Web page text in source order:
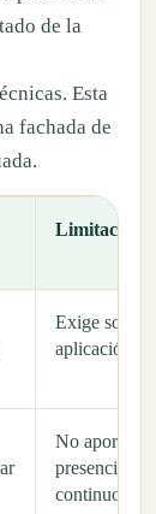
de la
Esta
fachada de
Limitación
Exige
aplicación
No aporta la
presencia
continuo.